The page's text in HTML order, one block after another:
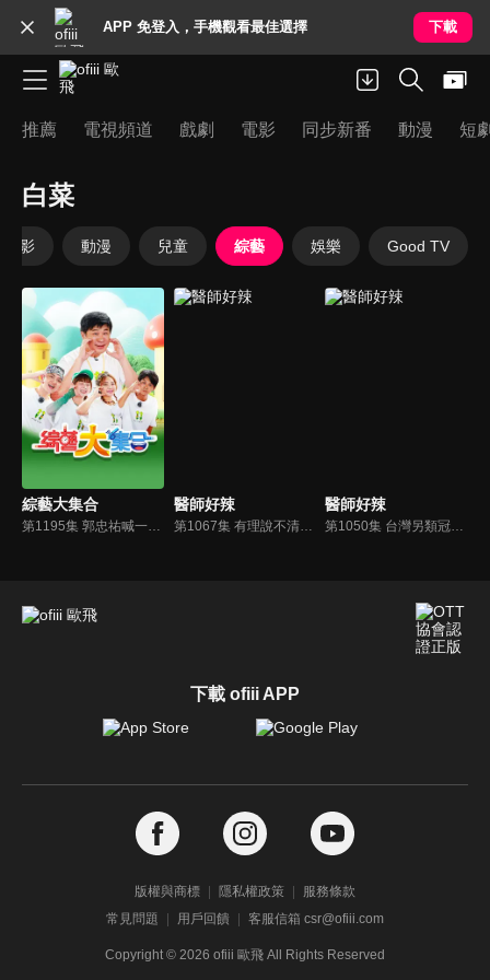
APP 免登入，手機觀看最佳選擇 下載
推薦 電視頻道 戲劇 電影 同步新番 動漫 短
白菜
電影 動漫 兒童 綜藝 娛樂 Good TV
綜藝大集合
第1195集 郭忠祐喊一群不正經的！籃籃回擊郭忠祐？只有賴慧如最認真玩(只有我一個人默默付出) 阿翔示範什麼叫蹭蹭王！？安汝：Rock很可以~白菜暈爛游書庭產生感情！？(台南永康)
醫師好辣
第1067集 有理說不清，這些狀況我也不願意？！
醫師好辣
第1050集 台灣另類冠軍，這些問題破紀錄？！
下載 ofiii APP
版權與商標 隱私權政策
服務條款
常見問題
用戶回饋 客服信箱 csr@ofiii.com
Copyright © 2026 ofiii 歐飛 All Rights Reserved